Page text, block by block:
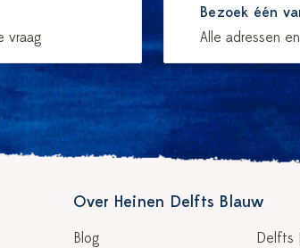
vraag
Bezoek één
Alle adressen
Over Heinen Delfts Blauw
Blog Delfts